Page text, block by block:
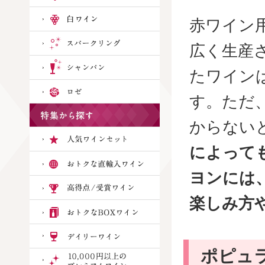
赤ワイン
広く生産
たワイン
す。ただ
からない
によって
ヨンには
楽しみ方
ポピュ